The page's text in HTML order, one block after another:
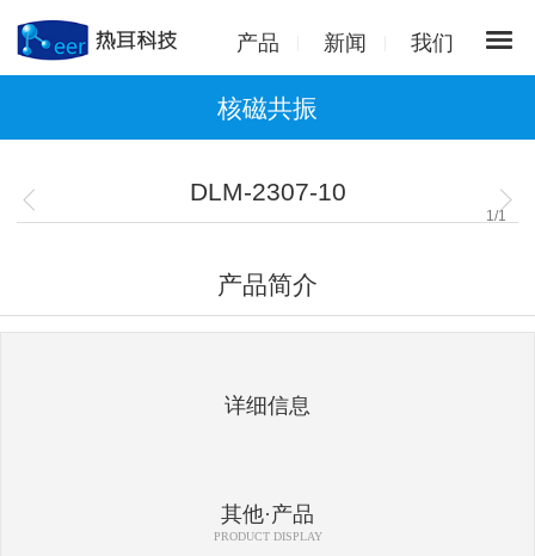
产品 新闻 我们
核磁共振
DLM-2307-10
1 /1
产品简介
详细信息
其他·产品
PRODUCT DISPLAY